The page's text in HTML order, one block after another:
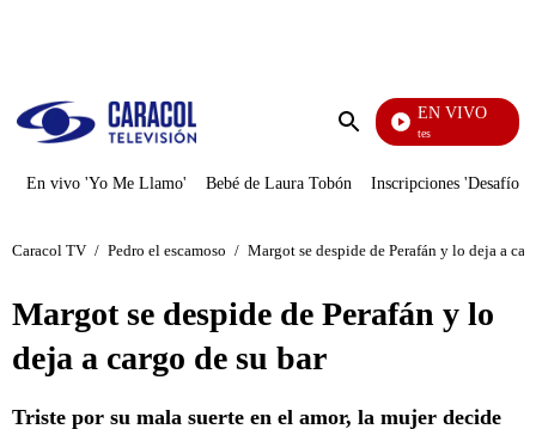
Enviar
EN VIVO
Los Informantes
En vivo 'Yo Me Llamo' Bebé de Laura Tobón Inscripciones 'Desafío'
Caracol TV / Pedro el escamoso / Margot se despide de Perafán y lo deja a
Margot se despide de Perafán y lo
deja a cargo de su bar
Triste por su mala suerte en el amor, la mujer decide